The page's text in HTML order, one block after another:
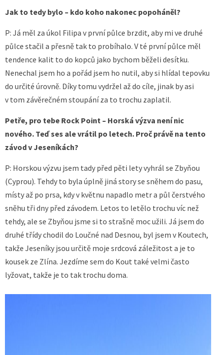
Jak to tedy bylo – kdo koho nakonec popoháněl?
P: Já měl za úkol Filipa v první půlce brzdit, aby mi ve druhé
půlce stačil a přesně tak to probíhalo. V té první půlce měl
tendence kalit to do kopců jako bychom běželi desítku.
Nenechal jsem ho a pořád jsem ho nutil, aby si hlídal tepovku
do určité úrovně. Díky tomu vydržel až do cíle, jinak by asi
v tom závěrečném stoupání za to trochu zaplatil.
Petře, pro tebe Rock Point – Horská výzva není nic
nového. Teď ses ale vrátil po letech. Proč právě na tento
závod v Jeseníkách?
P: Horskou výzvu jsem tady před pěti lety vyhrál se Zbyňou
(Cyprou). Tehdy to byla úplně jiná story se sněhem do pasu,
místy až po prsa, kdy v květnu napadlo metr a půl čerstvého
sněhu tři dny před závodem. Letos to letělo trochu víc než
tehdy, ale se Zbyňou jsme si to strašně moc užili. Já jsem do
druhé třídy chodil do Loučné nad Desnou, byl jsem v Koutech,
takže Jeseníky jsou určitě moje srdcová záležitost a je to
kousek ze Zlína. Jezdíme sem do Kout také velmi často
lyžovat, takže je to tak trochu doma.